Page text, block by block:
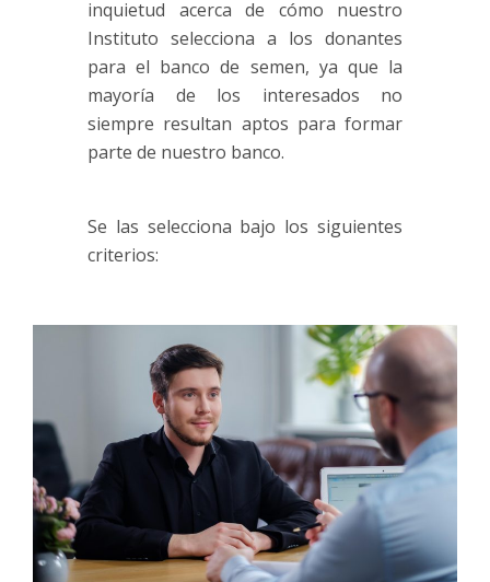
inquietud acerca de cómo nuestro
Instituto selecciona a los donantes
para el banco de semen, ya que la
mayoría de los interesados no
siempre resultan aptos para formar
parte de nuestro banco.
Se las selecciona bajo los siguientes
criterios: